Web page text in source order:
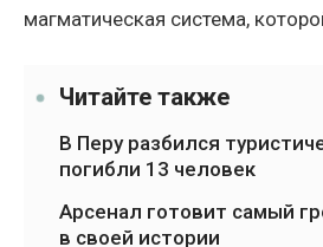
магматическая система,
Читайте также
В Перу разбился
погибли 13 человек
Арсенал готовит самый
в своей истории